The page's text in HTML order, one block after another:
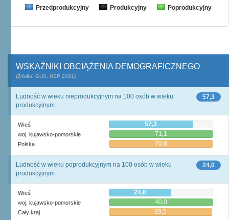
Przedprodukcyjny Produkcyjny Poprodukcyjny
WSKAŹNIKI OBCIĄŻENIA DEMOGRAFICZNEGO
(Źródło: GUS, NSP 2021)
57,3
Ludność w wieku nieprodukcyjnym na 100 osób w wieku
produkcyjnym
Wieś 57,3
woj. kujawsko-pomorskie 71,1
Polska 70,8
24,0
Ludność w wieku poprodukcyjnym na 100 osób w wieku
produkcyjnym
Wieś 24,0
woj. kujawsko-pomorskie 40,0
Cały kraj 39,5